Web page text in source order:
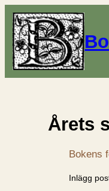
Årets
Bokens
Inlägg